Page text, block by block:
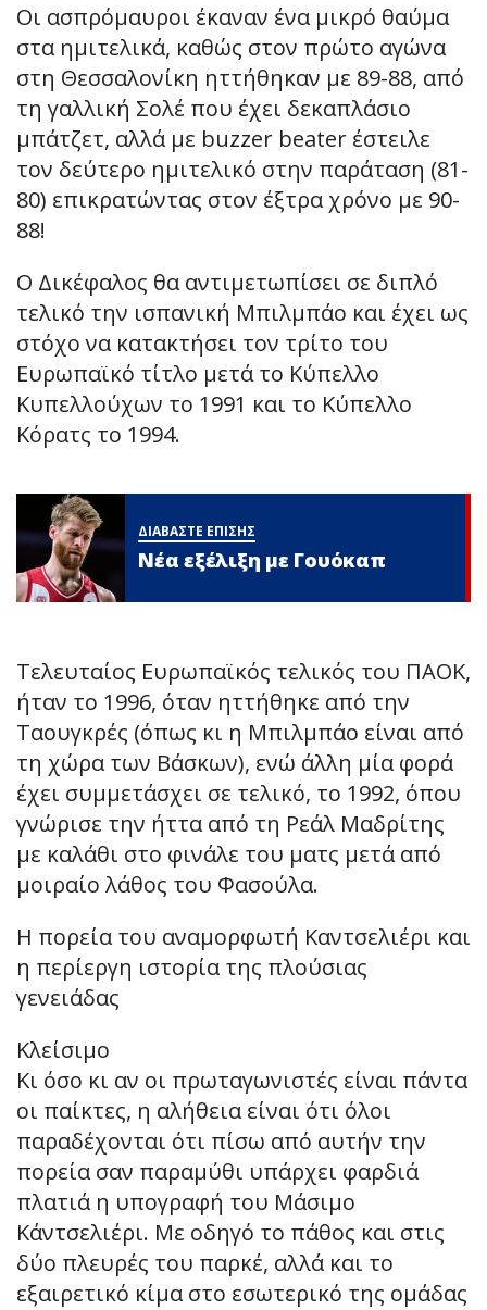
Οι ασπρόμαυροι έκαναν ένα μικρό θαύμα
στα ημιτελικά, καθώς στον πρώτο αγώνα
στη Θεσσαλονίκη ηττήθηκαν με 89-88, από
τη γαλλική Σολέ που έχει δεκαπλάσιο
μπάτζετ, αλλά με buzzer beater έστειλε
τον δεύτερο ημιτελικό στην παράταση (81-
80) επικρατώντας στον έξτρα χρόνο με 90-
88!
Ο Δικέφαλος θα αντιμετωπίσει σε διπλό
τελικό την ισπανική Μπιλμπάο και έχει ως
στόχο να κατακτήσει τον τρίτο του
Ευρωπαϊκό τίτλο μετά το Κύπελλο
Κυπελλούχων το 1991 και το Κύπελλο
Κόρατς το 1994.
ΔΙΑΒΑΣΤΕ ΕΠΙΣΗΣ
Νέα εξέλιξη με Γουόκαπ
Τελευταίος Ευρωπαϊκός τελικός του ΠΑΟΚ,
ήταν το 1996, όταν ηττήθηκε από την
Ταουγκρές (όπως κι η Μπιλμπάο είναι από
τη χώρα των Βάσκων), ενώ άλλη μία φορά
έχει συμμετάσχει σε τελικό, το 1992, όπου
γνώρισε την ήττα από τη Ρεάλ Μαδρίτης
με καλάθι στο φινάλε του ματς μετά από
μοιραίο λάθος του Φασούλα.
Η πορεία του αναμορφωτή Καντσελιέρι και
η περίεργη ιστορία της πλούσιας
γενειάδας
Κλείσιμο
Κι όσο κι αν οι πρωταγωνιστές είναι πάντα
οι παίκτες, η αλήθεια είναι ότι όλοι
παραδέχονται ότι πίσω από αυτήν την
πορεία σαν παραμύθι υπάρχει φαρδιά
πλατιά η υπογραφή του Μάσιμο
Κάντσελιέρι. Με οδηγό το πάθος και στις
δύο πλευρές του παρκέ, αλλά και το
εξαιρετικό κίμα στο εσωτερικό της ομάδας